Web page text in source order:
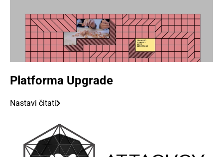
Platforma Upgrade
Nastavi čitati